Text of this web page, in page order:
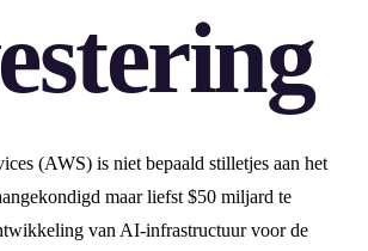
(AWS) is niet bepaald stilletjes aan het
maar liefst $50 miljard te
van AI-infrastructuur voor de